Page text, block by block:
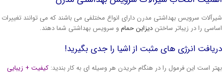
سرویس بهداشتی مدرن دارای انواع مختلفی می باشند که می توانند تغییرات
را در زیباتر ساختندیزاین حمامو سرویس بهداشتی شما دهند.
انرژی های مثبت از اشیا را جدی بگیرید!
است این فرمول را در هنگام خریدن هر وسیله ای به کار بندید:کیفیت + زیبایی